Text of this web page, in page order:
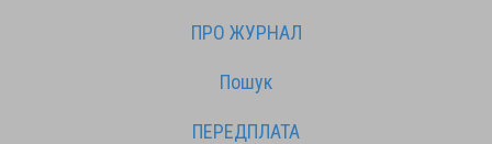
ПРО ЖУРНАЛ
Пошук
ПЕРЕДПЛАТА